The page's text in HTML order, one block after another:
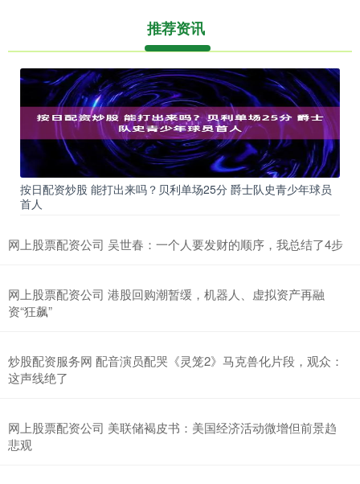
推荐资讯
按日配资炒股 能打出来吗？贝利单场25分 爵士队史青少年球员
首人
网上股票配资公司 吴世春：一个人要发财的顺序，我总结了4步
网上股票配资公司 港股回购潮暂缓，机器人、虚拟资产再融
资“狂飙”
炒股配资服务网 配音演员配哭《灵笼2》马克兽化片段，观众：
这声线绝了
网上股票配资公司 美联储褐皮书：美国经济活动微增但前景趋
悲观